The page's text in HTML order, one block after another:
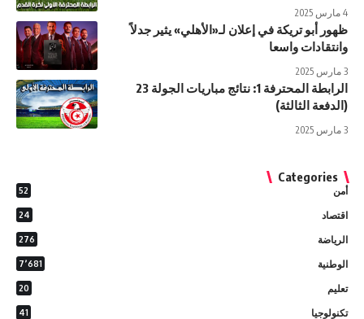
ظهور أبو تريكة في إعلان لـ«الأهلي» يثير جدلاً
وانتقادات واسعا
الرابطة المحترفة 1: نتائج مباريات الجولة 23
(الدفعة الثالثة)
Categories
أمن 52
اقتصاد 24
الرياضة 276
الوطنية 7٬681
تعليم 20
تكنولوجيا 41